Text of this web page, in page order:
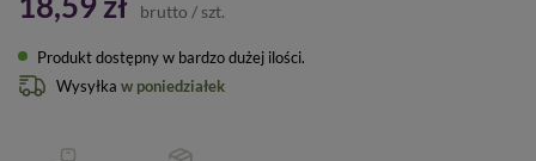
brutto / szt.
Produkt dostępny w bardzo dużej ilości
Wysyłka w poniedziałek